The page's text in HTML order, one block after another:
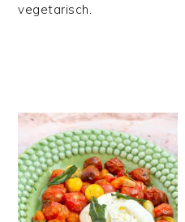
vegetarisch.